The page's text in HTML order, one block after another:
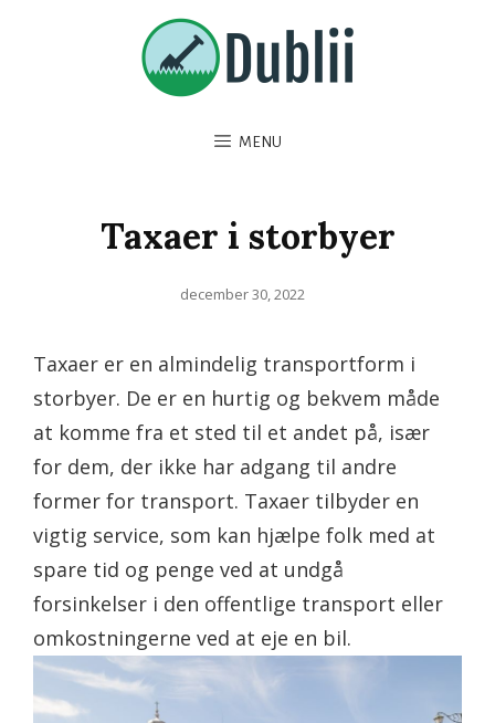
MENU
Taxaer i storbyer
Posted
december 30, 2022
Taxaer er en almindelig transportform i
storbyer. De er en hurtig og bekvem måde
at komme fra et sted til et andet på, især
for dem, der ikke har adgang til andre
former for transport. Taxaer tilbyder en
vigtig service, som kan hjælpe folk med at
spare tid og penge ved at undgå
forsinkelser i den offentlige transport eller
omkostningerne ved at eje en bil.